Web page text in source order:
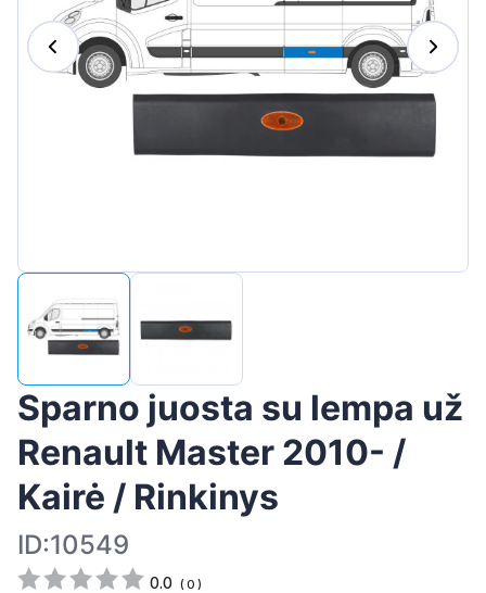
Suomen
Magyar
Hrvatski
Português
Slovenian
Sparno juosta su lempa už
Renault Master 2010- /
Kairė / Rinkinys
ID:10549
0.0 (0 )